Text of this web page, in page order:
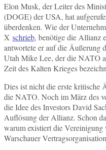
Elon Musk, der Leiter des
(DOGE) der USA, hat
überdenken. Wie der
X schrieb, benötige die Allianz
antwortete er auf die Äußerung
Utah Mike Lee, der die NATO
Zeit des Kalten Krieges
Dies ist nicht die erste kritische
die NATO. Noch im März des
die Idee des Investors David
Auflösung der Allianz. Schon
warum existiert die
Warschauer